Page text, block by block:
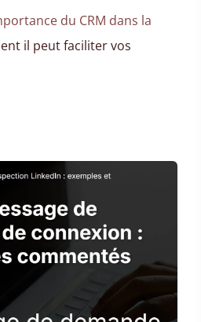
du CRM dans la
il peut faciliter vos